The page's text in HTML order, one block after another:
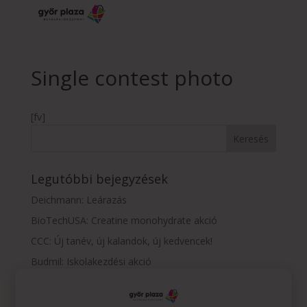
Single contest photo
[fv]
Legutóbbi bejegyzések
Deichmann: Leárazás
BioTechUSA: Creatine monohydrate akció
CCC: Új tanév, új kalandok, új kedvencek!
Budmil: Iskolakezdési akció